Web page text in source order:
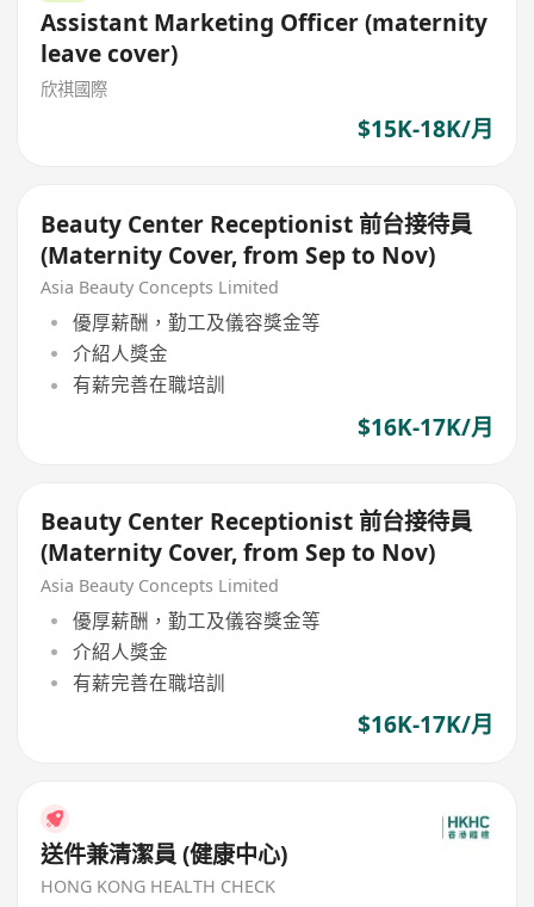
Assistant Marketing Officer (maternity
leave cover)
欣祺國際
$15K-18K/月
Beauty Center Receptionist 前台接待員
(Maternity Cover, from Sep to Nov)
Asia Beauty Concepts Limited
優厚薪酬，勤工及儀容獎金等
介紹人獎金
有薪完善在職培訓
$16K-17K/月
Beauty Center Receptionist 前台接待員
(Maternity Cover, from Sep to Nov)
Asia Beauty Concepts Limited
優厚薪酬，勤工及儀容獎金等
介紹人獎金
有薪完善在職培訓
$16K-17K/月
送件兼清潔員 (健康中心)
HONG KONG HEALTH CHECK